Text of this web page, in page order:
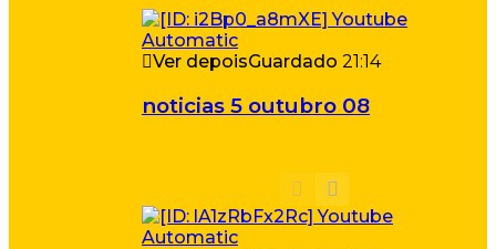
Ver depoisGuardado 21:14
noticias 5 outubro 08